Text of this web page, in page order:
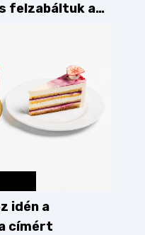
felzabáltuk a
idén a
címért